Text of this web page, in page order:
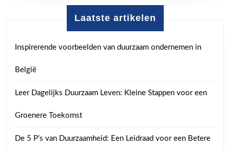
Laatste artikelen
Inspirerende voorbeelden van duurzaam ondernemen in
België
Leer Dagelijks Duurzaam Leven: Kleine Stappen voor een
Groenere Toekomst
De 5 P’s van Duurzaamheid: Een Leidraad voor een Betere